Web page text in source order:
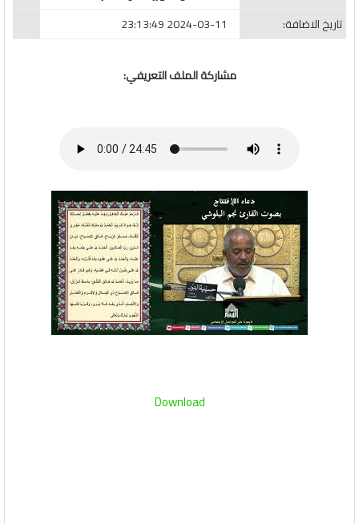
تاريخ الاضافة:
2024-03-11 23:13:49
مشاركة الملف التعريفي:
Download